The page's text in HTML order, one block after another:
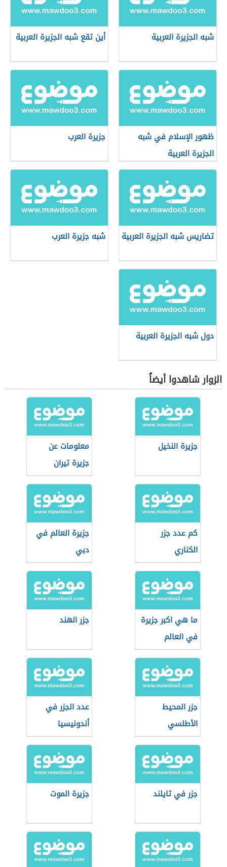
شبه الجزيرة العربية أين تقع شبه الجزيرة العربية
ظهور الإسلام في شبه
الجزيرة العربية
جزيرة العرب
تضاريس شبه الجزيرة العربية شبه جزيرة العرب
دول شبه الجزيرة العربية
الزوار شاهدوا أيضاً
جزيرة النخيل
معلومات عن
جزيرة تيران
كم عدد جزر
الكناري
جزيرة العالم في
دبي
ما هي اكبر جزيرة
في العالم
جزر الهند
جزر المحيط
الأطلسي
عدد الجزر في
أندونيسيا
جزر في تايلند جزيرة الموت